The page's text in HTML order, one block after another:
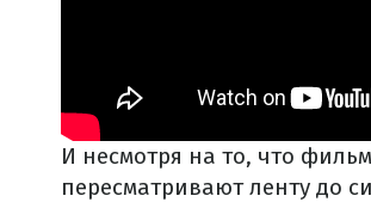
И несмотря на то, что
пересматривают ленту до